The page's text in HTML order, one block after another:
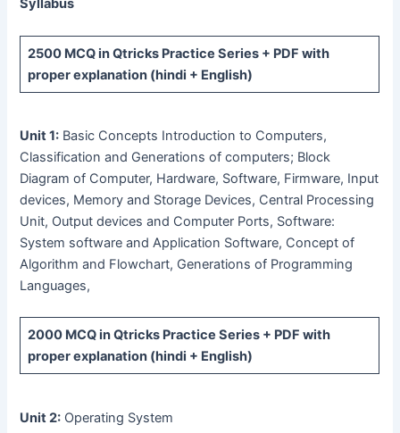
Syllabus
2500 MCQin Qtricks Practice Series + PDF with
proper explanation (hindi + English)
Unit 1: Basic Concepts Introduction to Computers,
Classification and Generations of computers; Block
Diagram of Computer, Hardware, Software, Firmware, Input
devices, Memory and Storage Devices, Central Processing
Unit, Output devices and Computer Ports, Software:
System software and Application Software, Concept of
Algorithm and Flowchart, Generations of Programming
Languages,
2000 MCQin Qtricks Practice Series + PDF with
proper explanation (hindi + English)
Unit 2: Operating System